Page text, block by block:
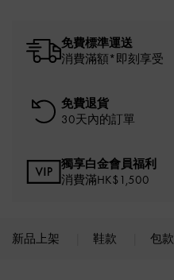
免費標準運送
消費滿額*即刻享受
免費退貨
30天內的訂單
獨享白金會員福利
消費滿HK$1,500
新品上架 鞋款 包款